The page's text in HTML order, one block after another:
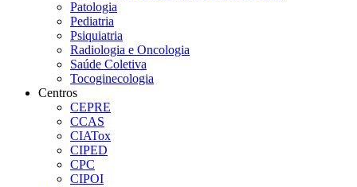
Patologia
Pediatria
Psiquiatria
Radiologia e Oncologia
Saúde Coletiva
Tocoginecologia
Centros
CEPRE
CCAS
CIATox
CIPED
CPC
CIPOI